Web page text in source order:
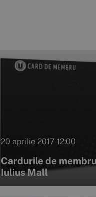
20 aprilie 2017 12:00
Cardurile de
Iulius Mall